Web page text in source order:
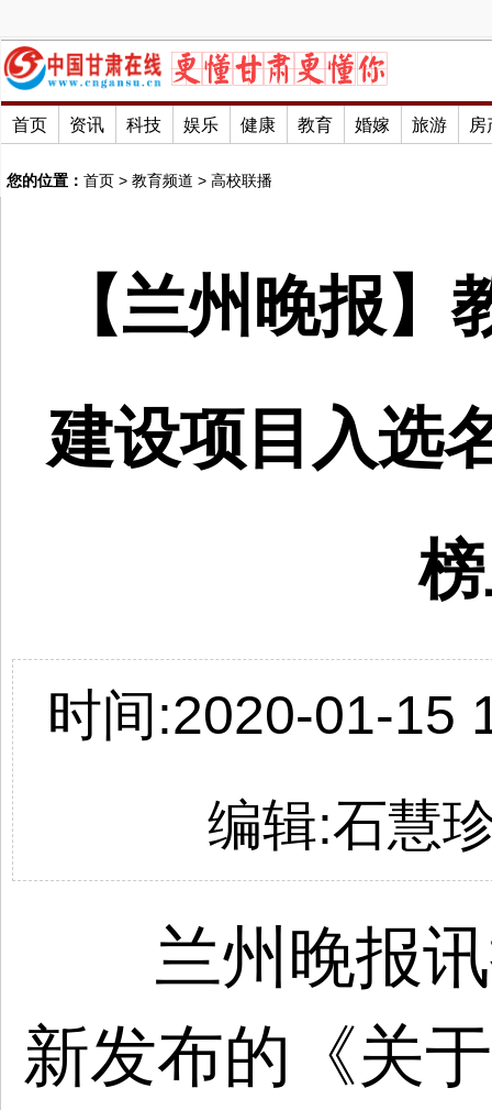
首页 资讯 科技 娱乐 健康 教育 婚嫁 旅游 房
您的位置： 首页 > 教育频道 > 高校联播
【兰州晚报
建设项目入选
时间:2020-01-15
编辑:石慧
兰州晚报
新发布的《关